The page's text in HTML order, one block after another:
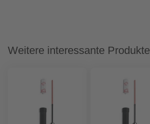
Weitere interessante Produkte